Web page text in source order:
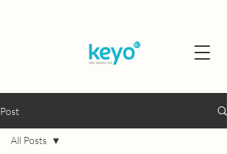
Post
All Posts